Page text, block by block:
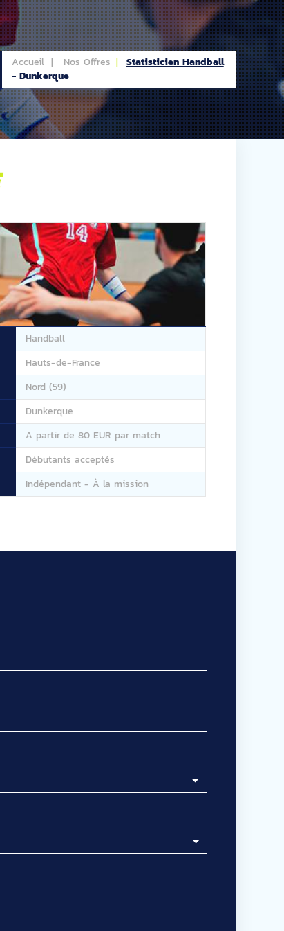
Accueil | Nos Offres
Statisticien Handball
- Dunkerque
Handball
Hauts-de-France
Nord (59)
Dunkerque
A partir de 80 EUR par match
Débutants acceptés
Indépendant - À la mission